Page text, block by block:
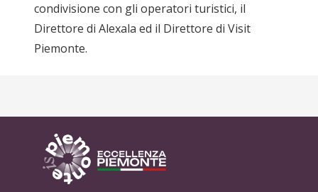
condivisione con gli operatori turistici, il
Direttore di Alexala ed il Direttore di Visit
Piemonte.